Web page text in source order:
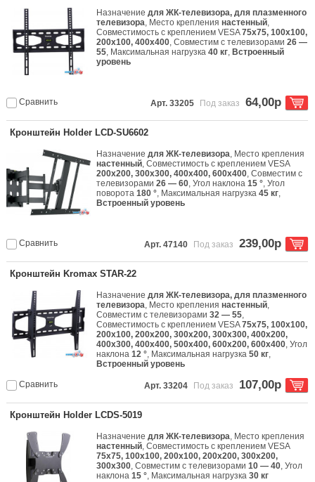
Назначениедля ЖК-телевизора, для плазменного
телевизора, Место креплениянастенный,
Совместимость с креплением VESA75x75, 100x100,
200x100, 400x400, Совместим с телевизорами26 —
55, Максимальная нагрузка40 кг, Встроенный
уровень
Сравнить Арт. 33205 Под заказ 64,00р
Кронштейн Holder LCD-SU6602
Назначениедля ЖК-телевизора, Место крепления
настенный, Совместимость с креплением VESA
200x200, 300x300, 400x400, 600x400, Совместим с
телевизорами26 — 60, Угол наклона15 °, Угол
поворота180 °, Максимальная нагрузка45 кг,
Встроенный уровень
Сравнить Арт. 47140 Под заказ 239,00р
Кронштейн Kromax STAR-22
Назначениедля ЖК-телевизора, для плазменного
телевизора, Место креплениянастенный,
Совместим с телевизорами32 — 55,
Совместимость с креплением VESA75x75, 100x100,
200x100, 200x200, 300x200, 300x300, 400x200,
400x300, 400x400, 500x400, 600x200, 600x400, Угол
наклона12 °, Максимальная нагрузка50 кг,
Встроенный уровень
Сравнить Арт. 33204 Под заказ 107,00р
Кронштейн Holder LCDS-5019
Назначениедля ЖК-телевизора, Место крепления
настенный, Совместимость с креплением VESA
75x75, 100x100, 200x100, 200x200, 300x200,
300x300, Совместим с телевизорами10 — 40, Угол
наклона15 °, Максимальная нагрузка30 кг